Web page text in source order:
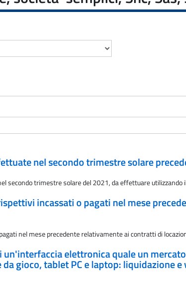
nel secondo trimestre solare
secondo trimestre solare del 2021, da effettuare utilizzando
incassati o pagati nel mese
nel mese precedente relativamente ai contratti di
elettronica quale un
gioco, tablet PC e laptop: liquidazione